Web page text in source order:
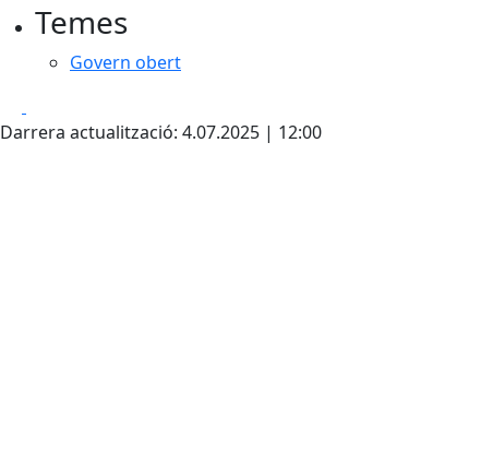
Temes
Govern obert
Darrera actualització: 4.07.2025 | 12:00